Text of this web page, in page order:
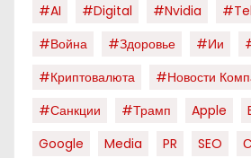
#AI #digital #nvidia
#война
#здоровье #ии
#криптовалюта
#новости
#санкции
#трамп Apple
Google
Media PR SEO